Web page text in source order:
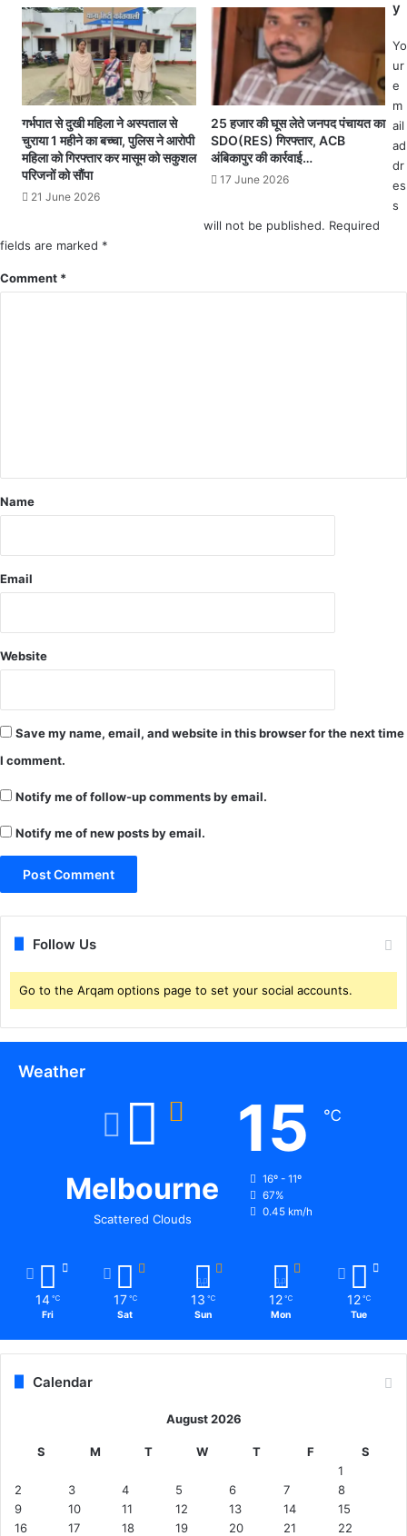
भा
री
की
गौ
स्क
र्य
ही
का
खि
ता
गर्भपात से दुखी महिला ने अस्पताल से
चुराया 1 महीने का बच्चा, पुलिस ने आरोपी
महिला को गिरफ्तार कर मासूम को सकुशल
परिजनों को सौंपा
21 June 2026
25 हजार की घूस लेते जनपद पंचायत का
SDO(RES) गिरफ्तार, ACB
अंबिकापुर की कार्रवाई…
17 June 2026
y
Yo
ur
e
m
ail
ad
dr
es
s
will not be published. Required
fields are marked *
Comment *
Name
Email
Website
Save my name, email, and website in this browser for the next time
I comment.
Notify me of follow-up comments by email.
Notify me of new posts by email.
Follow Us
Go to the Arqam options page to set your social accounts.
Weather
Melbourne
Scattered Clouds
15 ℃
16º - 11º
67%
0.45 km/h
14 ℃
Fri
17 ℃
Sat
13 ℃
Sun
12 ℃
Mon
12 ℃
Tue
Calendar
August 2026
S M T W T F
S
1
2
3 4 5 6 7
8
9
10 11 12 13 14
15
16
17 18 19 20 21
22